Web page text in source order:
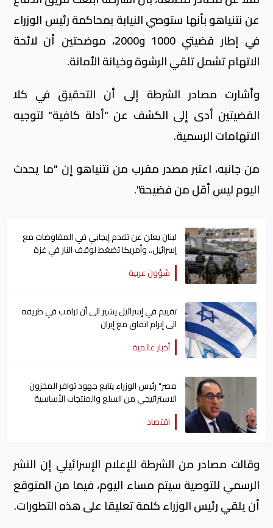
عن نتنياهو بأنها ستوصي النيابة بمحاكمة رئيس الوزراء
في إطار قضيتي 1000 و2000، موضحتين أن لائحة
الاتهام تشمل تلقي الرشوة وخيانة الأمانة.
وأشارت مصادر الشرطة إلى أن التحقيق في كلا
القضيتين أدى إلى الكشف عن "أدلة كافية" لتوجيه
الاتهامات الرسمية.
من جانبه، اعتبر مصدر مقرب من نتنياهو إن "ما يحدث
اليوم ليس أقل من فضيحة".
لبنان يعلن عن تقدم إيجابي في المفاوضات مع
إسرائيل.. وأمريكا تضغط لوقف النار في غزة
شؤون عربية
تقييم في إسرائيل يشير الى أن ترامب في طريقه
الى إبرام اتفاق مع إيران
أخبار عالمية
مصر" رئيس الوزراء يتابع جهود توافر المخزون
الاستراتيجي من السلع والمنتجات الأساسية
اقتصاد
وقالت مصادر من الشرطة للإعلام الإسرائيلي إن النشر
الرسمي للتوصية سيتم مساء اليوم، فيما من المتوقع
أن يلقي رئيس الوزراء كلمة تعليقا على هذه التطورات.